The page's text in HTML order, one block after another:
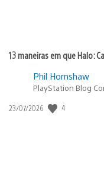
13 maneiras em que Halo:
Phil Hornshaw
PlayStation Blog
Data
23/07/2026 4